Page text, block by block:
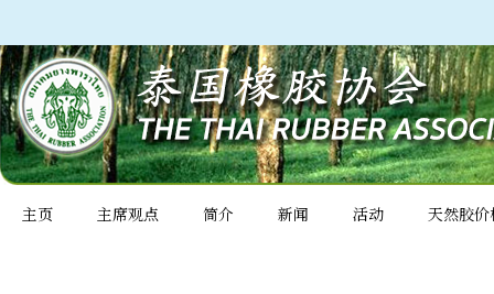
主页 主席观点 简介 新闻 活动 天然胶价